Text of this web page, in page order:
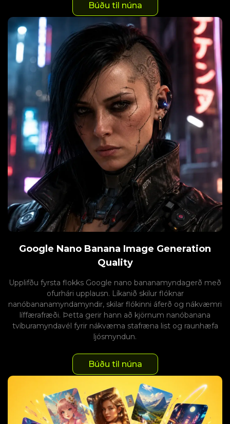
Búðu til núna
Google Nano Banana Image Generation
Quality
Upplifðu fyrsta flokks Google nano bananamyndagerð með
ofurhári upplausn. Líkanið skilur flóknar
nanóbananamyndamyndir, skilar flókinni áferð og nákvæmri
líffærafræði. Þetta gerir hann að kjörnum nanóbanana
tvíburamyndavél fyrir nákvæma stafræna list og raunhæfa
ljósmyndun.
Búðu til núna